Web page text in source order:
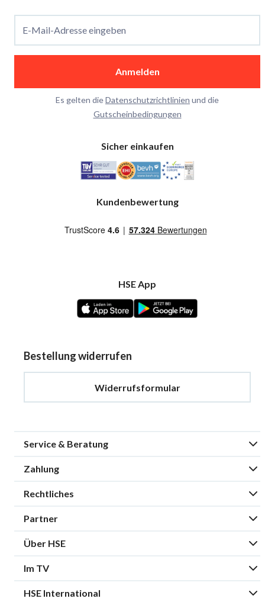
E-Mail-Adresse eingeben
Anmelden
Es gelten dieDatenschutzrichtlinien und die
Gutscheinbedingungen
Sicher einkaufen
Kundenbewertung
HSE App
Bestellung widerrufen
Widerrufsformular
Service & Beratung
Zahlung
Rechtliches
Partner
Über HSE
Im TV
HSE International